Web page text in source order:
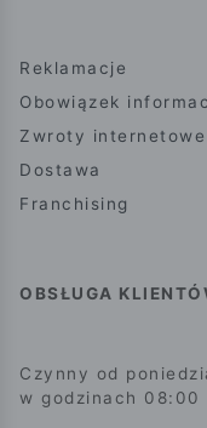
Reklamacje
Obowiązek
Zwroty internetowe
Dostawa
Franchising
OBSŁUGA
Czynny od
w godzinach 08:00